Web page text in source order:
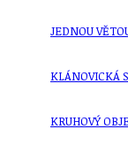
JEDNOU
KLÁNOVICKÁ
KRUHOVÝ